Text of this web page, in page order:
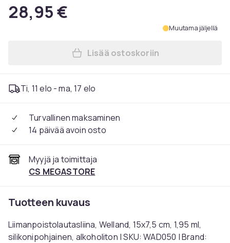
28,95 €
Muutama jäljellä
Lisää
Lisää ostoskoriin
Ti, 11 elo - ma, 17 elo
Turvallinen maksaminen
14 päivää avoin osto
Myyjä ja toimittaja
CS MEGASTORE
Tuotteen kuvaus
Liimanpoistolautasliina, Welland, 15x7,5 cm, 1,95 ml,
silikonipohjainen, alkoholiton | SKU: WAD050 | Brand: